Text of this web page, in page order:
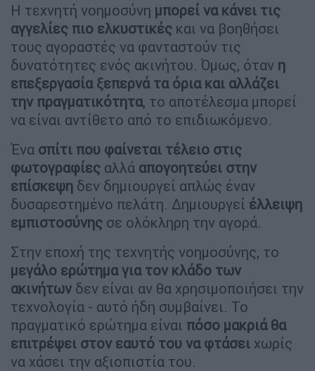
Η τεχνητή νοημοσύνη μπορεί να κάνει τις
αγγελίες πιο ελκυστικές και να βοηθήσει
τους αγοραστές να φανταστούν τις
δυνατότητες ενός ακινήτου. Όμως, όταν η
επεξεργασία ξεπερνά τα όρια και αλλάζει
την πραγματικότητα, το αποτέλεσμα μπορεί
να είναι αντίθετο από το επιδιωκόμενο.
Ένα σπίτι που φαίνεται τέλειο στις
φωτογραφίες αλλά απογοητεύει στην
επίσκεψη δεν δημιουργεί απλώς έναν
δυσαρεστημένο πελάτη. Δημιουργεί έλλειψη
εμπιστοσύνης σε ολόκληρη την αγορά.
Στην εποχή της τεχνητής νοημοσύνης, το
μεγάλο ερώτημα για τον κλάδο των
ακινήτων δεν είναι αν θα χρησιμοποιήσει την
τεχνολογία - αυτό ήδη συμβαίνει. Το
πραγματικό ερώτημα είναι πόσο μακριά θα
επιτρέψει στον εαυτό του να φτάσει χωρίς
να χάσει την αξιοπιστία του.